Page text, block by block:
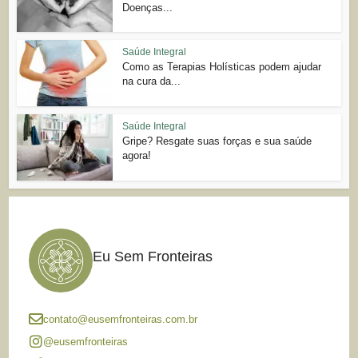
Doenças...
Saúde Integral
Como as Terapias Holísticas podem ajudar
na cura da...
Saúde Integral
Gripe? Resgate suas forças e sua saúde
agora!
Eu Sem Fronteiras
contato@eusemfronteiras.com.br
@eusemfronteiras